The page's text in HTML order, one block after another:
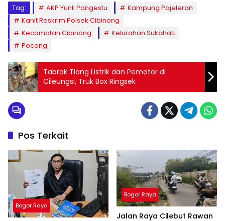
Tag: AKP Yunli Pangestu
Kampung Pajeleran
Kanit Reskrim Polsek Cibinong
Kecamatan Cibinong
Kelurahan Sukahati
Pocong
Tabrak Tiang Listrik dan Pemotor di
Cileungsi, Truk Box Ringsek
Pos Terkait
Bogor Raya
Bogor Raya
Jalan Raya Cilebut Rawan